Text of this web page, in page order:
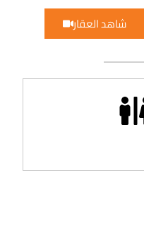
شاهد العقار